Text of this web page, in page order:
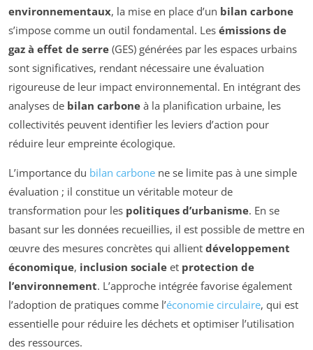
environnementaux, la mise en place d’un bilan carbone
s’impose comme un outil fondamental. Les émissions de
gaz à effet de serre (GES) générées par les espaces urbains
sont significatives, rendant nécessaire une évaluation
rigoureuse de leur impact environnemental. En intégrant des
analyses de bilan carbone à la planification urbaine, les
collectivités peuvent identifier les leviers d’action pour
réduire leur empreinte écologique.
L’importance du bilan carbone ne se limite pas à une simple
évaluation ; il constitue un véritable moteur de
transformation pour les politiques d’urbanisme. En se
basant sur les données recueillies, il est possible de mettre en
œuvre des mesures concrètes qui allient développement
économique, inclusion sociale et protection de
l’environnement. L’approche intégrée favorise également
l’adoption de pratiques comme l’économie circulaire, qui est
essentielle pour réduire les déchets et optimiser l’utilisation
des ressources.